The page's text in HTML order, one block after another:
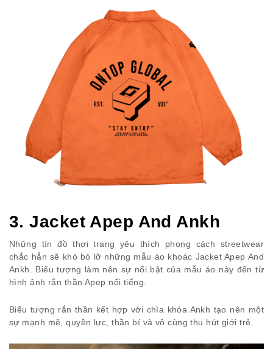
3. Jacket Apep And Ankh
Những tín đồ thơi trang yêu thích phong cách streetwear
chắc hẳn sẽ khó bỏ lỡ những mẫu áo khoác Jacket Apep And
Ankh. Biểu tượng làm nên sự nổi bật của mẫu áo này đến từ
hình ảnh rắn thần Apep nổi tiếng.
Biểu tượng rắn thần kết hợp với chìa khóa Ankh tạo nên một
sự mạnh mẽ, quyền lực, thần bí và vô cùng thu hút giới trẻ.